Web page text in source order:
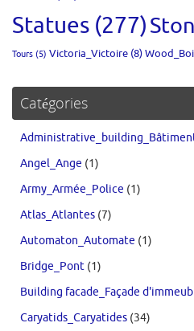
Statues (277)
Tours (5) Victoria_Victoire (8)
Catégories
Angel_Ange (1)
Army_Armée_Police (1)
Atlas_Atlantes (7)
Automaton_Automate (1)
Bridge_Pont (1)
Building facade_Façade
Caryatids_Caryatides (34)